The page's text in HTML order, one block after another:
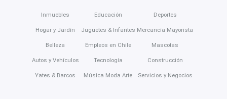
Inmuebles
Hogar y Jardín
Belleza
Autos y Vehículos
Yates & Barcos
Educación
Juguetes & Infantes
Empleos en Chile
Tecnología
Música Moda Arte
Deportes
Mercancía Mayorista
Mascotas
Construcción
Servicios y Negocios